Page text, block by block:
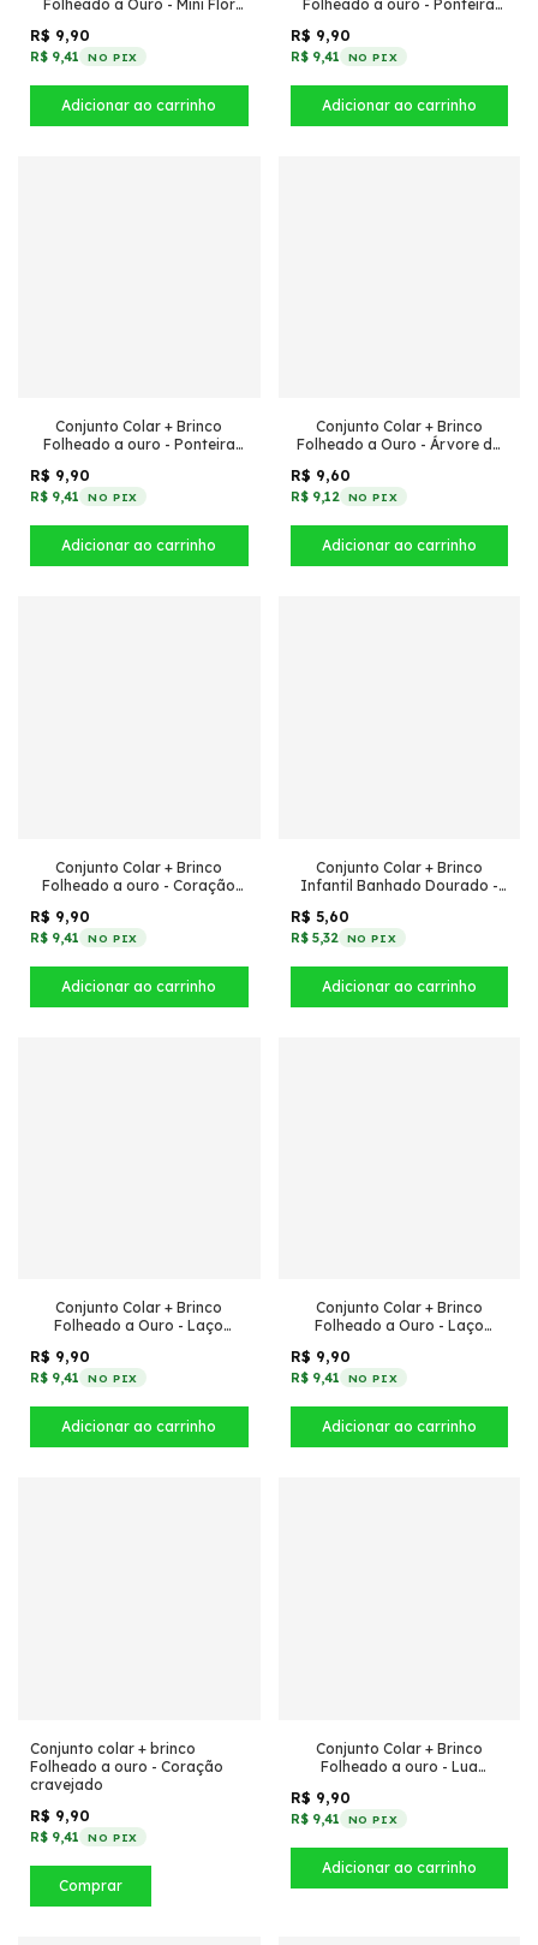
Folheado a Ouro - Mini Flor
R$ 9,90
R$ 9,41 NO PIX
Folheado a ouro - Ponteira
R$ 9,90
R$ 9,41 NO PIX
Conjunto Colar + Brinco
Folheado a ouro - Ponteira
R$ 9,90
R$ 9,41 NO PIX
Conjunto Colar + Brinco
Folheado a Ouro - Árvore da
R$ 9,60
R$ 9,12 NO PIX
Conjunto Colar + Brinco
Folheado a ouro - Coração
R$ 9,90
R$ 9,41 NO PIX
Conjunto Colar + Brinco
Infantil Banhado Dourado -
R$ 5,60
R$ 5,32 NO PIX
Conjunto Colar + Brinco
Folheado a Ouro - Laço
R$ 9,90
R$ 9,41 NO PIX
Conjunto Colar + Brinco
Folheado a Ouro - Laço
R$ 9,90
R$ 9,41 NO PIX
Conjunto colar + brinco
Folheado a ouro - Coração
cravejado
R$ 9,90
R$ 9,41 NO PIX
Comprar
Conjunto Colar + Brinco
Folheado a ouro - Lua
R$ 9,90
R$ 9,41 NO PIX